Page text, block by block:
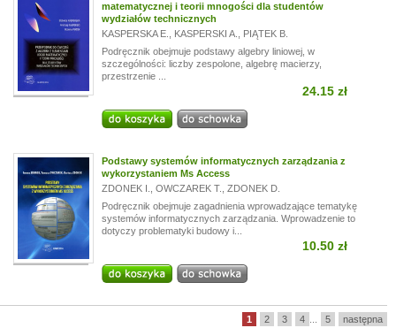
matematycznej i teorii mnogości dla studentów
wydziałów technicznych
KASPERSKA E.
KASPERSKI A.
PIĄTEK B.
Podręcznik obejmuje podstawy algebry liniowej, w
szczególności: liczby zespolone, algebrę macierzy,
przestrzenie ...
24.15 zł
Podstawy systemów informatycznych zarządzania z
wykorzystaniem Ms Access
ZDONEK I.
OWCZAREK T.
ZDONEK D.
Podręcznik obejmuje zagadnienia wprowadzające tematykę
systemów informatycznych zarządzania. Wprowadzenie to
dotyczy problematyki budowy i...
10.50 zł
1 2 3 4 5 następna